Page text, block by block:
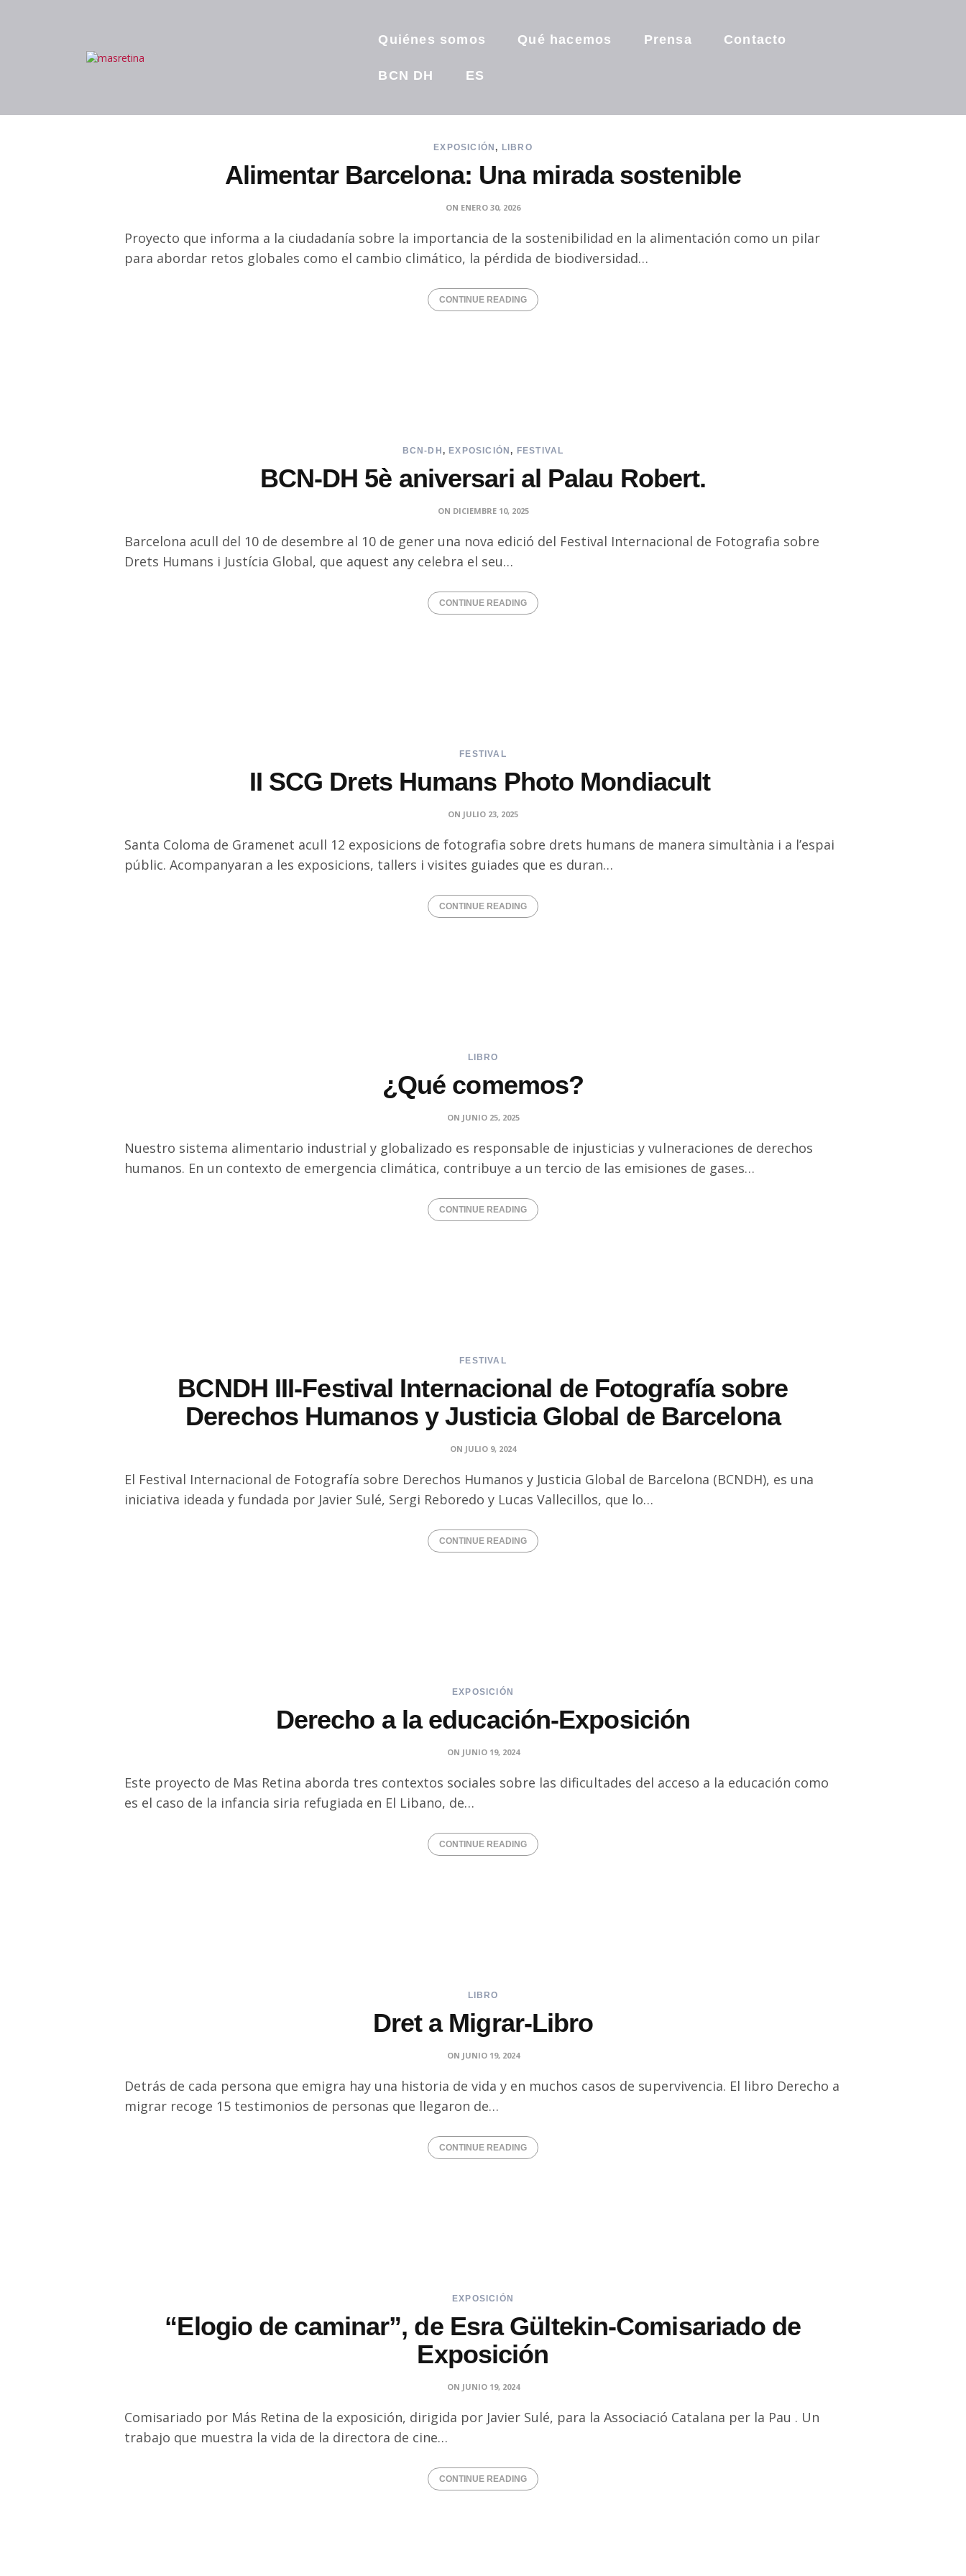
Quiénes somos Qué hacemos Prensa Contacto
BCN DH ES
EXPOSICIÓN, LIBRO
Alimentar Barcelona: Una mirada sostenible
ON ENERO 30, 2026
Proyecto que informa a la ciudadanía sobre la importancia de la sostenibilidad en la alimentación como un pilar
para abordar retos globales como el cambio climático, la pérdida de biodiversidad…
CONTINUE READING
BCN-DH , EXPOSICIÓN, FESTIVAL
BCN-DH 5è aniversari al Palau Robert.
ON DICIEMBRE 10, 2025
Barcelona acull del 10 de desembre al 10 de gener una nova edició del Festival Internacional de Fotografia sobre
Drets Humans i Justícia Global, que aquest any celebra el seu…
CONTINUE READING
FESTIVAL
II SCG Drets Humans Photo Mondiacult
ON JULIO 23, 2025
Santa Coloma de Gramenet acull 12 exposicions de fotografia sobre drets humans de manera simultània i a l’espai
públic. Acompanyaran a les exposicions, tallers i visites guiades que es duran…
CONTINUE READING
LIBRO
¿Qué comemos?
ON JUNIO 25, 2025
Nuestro sistema alimentario industrial y globalizado es responsable de injusticias y vulneraciones de derechos
humanos. En un contexto de emergencia climática, contribuye a un tercio de las emisiones de gases…
CONTINUE READING
FESTIVAL
BCNDH III-Festival Internacional de Fotografía sobre
Derechos Humanos y Justicia Global de Barcelona
ON JULIO 9, 2024
El Festival Internacional de Fotografía sobre Derechos Humanos y Justicia Global de Barcelona (BCNDH), es una
iniciativa ideada y fundada por Javier Sulé, Sergi Reboredo y Lucas Vallecillos, que lo…
CONTINUE READING
EXPOSICIÓN
Derecho a la educación-Exposición
ON JUNIO 19, 2024
Este proyecto de Mas Retina aborda tres contextos sociales sobre las dificultades del acceso a la educación como
es el caso de la infancia siria refugiada en El Libano, de…
CONTINUE READING
LIBRO
Dret a Migrar-Libro
ON JUNIO 19, 2024
Detrás de cada persona que emigra hay una historia de vida y en muchos casos de supervivencia. El libro Derecho a
migrar recoge 15 testimonios de personas que llegaron de…
CONTINUE READING
EXPOSICIÓN
“Elogio de caminar”, de Esra Gültekin-Comisariado de
Exposición
ON JUNIO 19, 2024
Comisariado por Más Retina de la exposición, dirigida por Javier Sulé, para la Associació Catalana per la Pau . Un
trabajo que muestra la vida de la directora de cine…
CONTINUE READING